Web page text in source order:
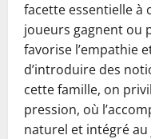
facette essentielle à
joueurs gagnent ou
favorise l’empathie
d’introduire des
cette famille, on
pression, où
naturel et intégré au